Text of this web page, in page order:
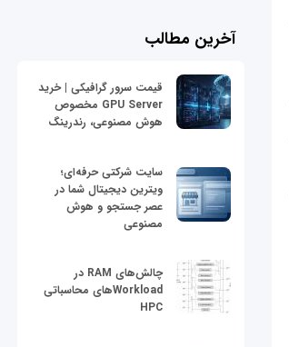
آخرین مطالب
قیمت سرور گرافیکی | خرید
GPU Server مخصوص
هوش مصنوعی، رندرینگ
سایت شرکتی حرفه‌ای؛
ویترین دیجیتال شما در
عصر جستجو و هوش
مصنوعی
چالش‌های RAM در
Workloadهای محاسباتی
HPC